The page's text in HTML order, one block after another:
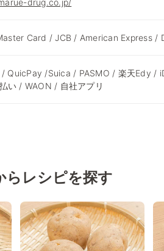
drug.co.jp/
Card / JCB / American Express /
QuicPay /Suica / PASMO / 楽天Edy /
い / WAON / 自社アプリ
らレシピを探す